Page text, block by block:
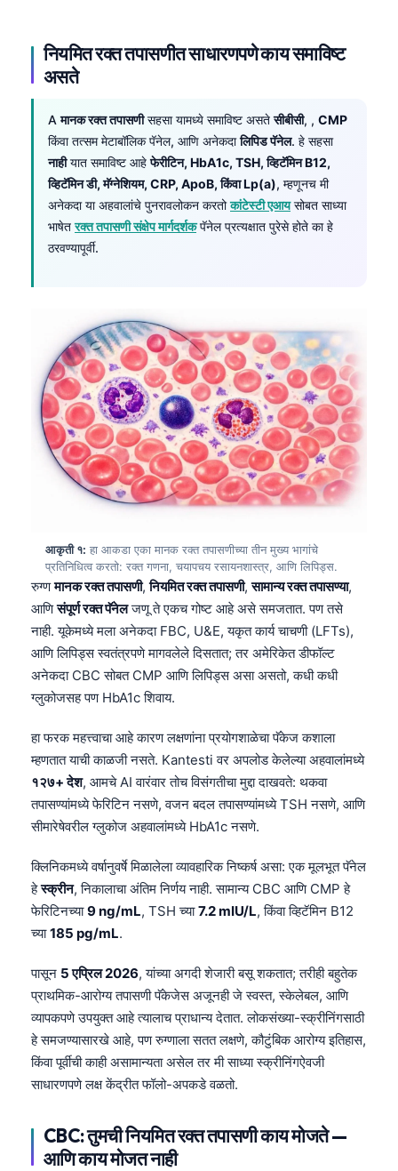
नियमित रक्त तपासणीत साधारणपणे काय समाविष्ट
असते
Aमानक रक्त तपासणीसहसा यामध्ये समाविष्ट असतेसीबीसी, , CMP
किंवा तत्सम मेटाबॉलिक पॅनेल, आणि अनेकदालिपिड पॅनेल. हे सहसा
नाहीयात समाविष्ट आहेफेरीटिन, HbA1c, TSH, व्हिटॅमिन B12,
व्हिटॅमिन डी, मॅग्नेशियम, CRP, ApoB, किंवा Lp(a), म्हणूनच मी
अनेकदा या अहवालांचे पुनरावलोकन करतोकांटेस्टी एआयसोबत साध्या
भाषेतरक्त तपासणी संक्षेप मार्गदर्शकपॅनेल प्रत्यक्षात पुरेसे होते का हे
ठरवण्यापूर्वी.
आकृती १: हा आकडा एका मानक रक्त तपासणीच्या तीन मुख्य भागांचे
प्रतिनिधित्व करतो: रक्त गणना, चयापचय रसायनशास्त्र, आणि लिपिड्स.
रुग्णमानक रक्त तपासणी,नियमित रक्त तपासणी,सामान्य रक्त तपासण्या,
आणिसंपूर्ण रक्त पॅनेलजणू ते एकच गोष्ट आहे असे समजतात. पण तसे
नाही. यूकेमध्ये मला अनेकदा FBC, U&E, यकृत कार्य चाचणी (LFTs),
आणि लिपिड्स स्वतंत्रपणे मागवलेले दिसतात; तर अमेरिकेत डीफॉल्ट
अनेकदा CBC सोबत CMP आणि लिपिड्स असा असतो, कधी कधी
ग्लुकोजसह पण HbA1c शिवाय.
हा फरक महत्त्वाचा आहे कारण लक्षणांना प्रयोगशाळेचा पॅकेज कशाला
म्हणतात याची काळजी नसते. Kantesti वर अपलोड केलेल्या अहवालांमध्ये
१२७+ देश, आमचे AI वारंवार तोच विसंगतीचा मुद्दा दाखवते: थकवा
तपासण्यांमध्ये फेरिटिन नसणे, वजन बदल तपासण्यांमध्ये TSH नसणे, आणि
सीमारेषेवरील ग्लुकोज अहवालांमध्ये HbA1c नसणे.
क्लिनिकमध्ये वर्षानुवर्षे मिळालेला व्यावहारिक निष्कर्ष असा: एक मूलभूत पॅनेल
हेस्क्रीन, निकालाचा अंतिम निर्णय नाही. सामान्य CBC आणि CMP हे
फेरिटिनच्या9 ng/mL, TSH च्या7.2 mIU/L, किंवा व्हिटॅमिन B12
च्या185 pg/mL.
पासून 5 एप्रिल 2026, यांच्या अगदी शेजारी बसू शकतात; तरीही बहुतेक
प्राथमिक-आरोग्य तपासणी पॅकेजेस अजूनही जे स्वस्त, स्केलेबल, आणि
व्यापकपणे उपयुक्त आहे त्यालाच प्राधान्य देतात. लोकसंख्या-स्क्रीनिंगसाठी
हे समजण्यासारखे आहे, पण रुग्णाला सतत लक्षणे, कौटुंबिक आरोग्य इतिहास,
किंवा पूर्वीची काही असामान्यता असेल तर मी साध्या स्क्रीनिंगऐवजी
साधारणपणे लक्ष केंद्रीत फॉलो-अपकडे वळतो.
CBC: तुमची नियमित रक्त तपासणी काय मोजते —
आणि काय मोजत नाही